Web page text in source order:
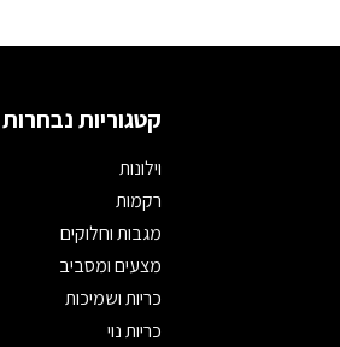
קטגוריות נבחרות
וילונות
רקמות
מגבות וחלוקים
מצעים ומסביב
כריות ושמיכות
כריות נוי